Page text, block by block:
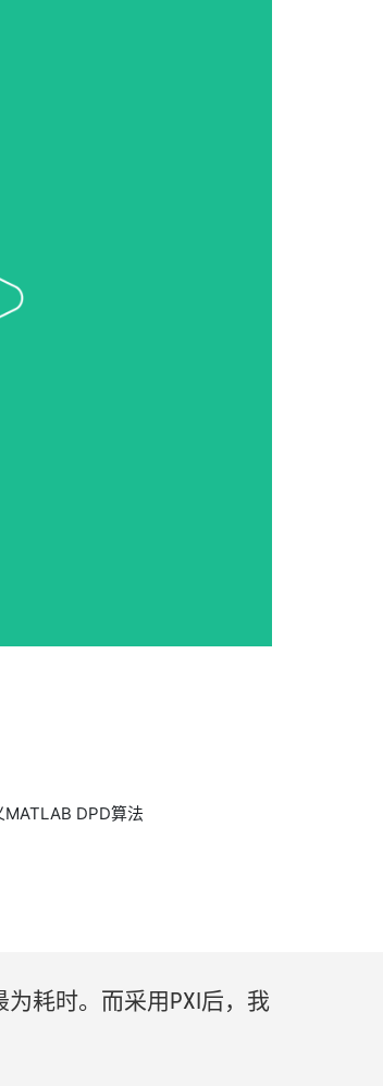
DPD算法
为耗时。 而采用 PXI后， 我